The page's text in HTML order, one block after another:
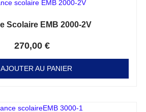
Scolaire EMB 2000-2V
270,00 €
AJOUTER AU PANIER